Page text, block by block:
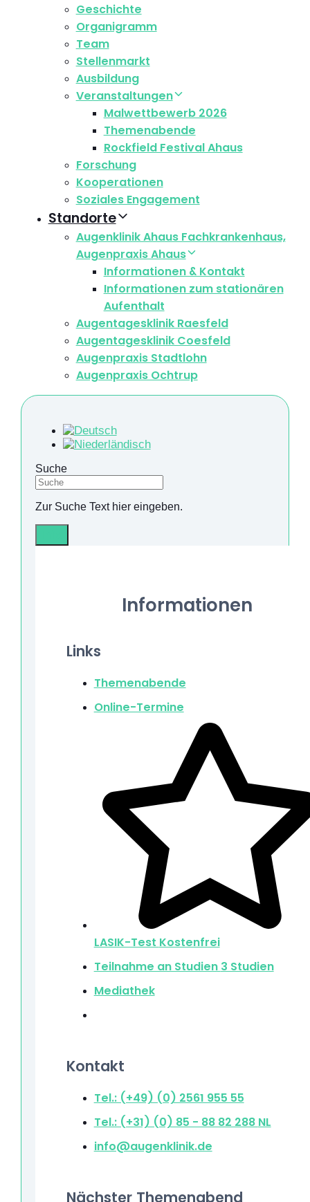
Geschichte
Organigramm
Team
Stellenmarkt
Ausbildung
Veranstaltungen
Malwettbewerb 2026
Themenabende
Rockfield Festival Ahaus
Forschung
Kooperationen
Soziales Engagement
Standorte
Augenklinik Ahaus Fachkrankenhaus,
Augenpraxis Ahaus
Informationen & Kontakt
Informationen zum stationären
Aufenthalt
Augentagesklinik Raesfeld
Augentagesklinik Coesfeld
Augenpraxis Stadtlohn
Augenpraxis Ochtrup
Suche
Zur Suche Text hier eingeben.
Informationen
Links
Themenabende
Online-Termine
LASIK-Test Kostenfrei
Teilnahme an Studien 3 Studien
Mediathek
Kontakt
Tel.: (+49) (0) 2561 955 55
Tel.: (+31) (0) 85 - 88 82 288 NL
info@augenklinik.de
Nächster Themenabend